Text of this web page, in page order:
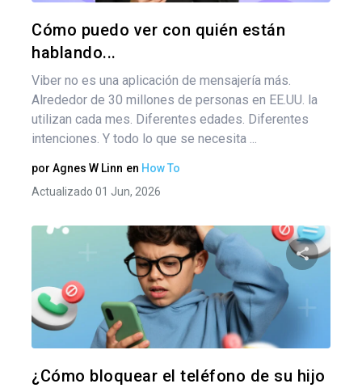
Cómo puedo ver con quién están
hablando...
Viber no es una aplicación de mensajería más.
Alrededor de 30 millones de personas en EE.UU. la
utilizan cada mes. Diferentes edades. Diferentes
intenciones. Y todo lo que se necesita ...
por Agnes W Linn en How To
Actualizado 01 Jun, 2026
¿Cómo bloquear el teléfono de su hijo